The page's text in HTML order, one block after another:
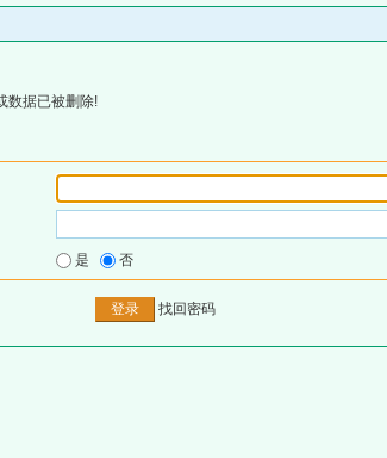
数据已被删除!
是 否
找回密码